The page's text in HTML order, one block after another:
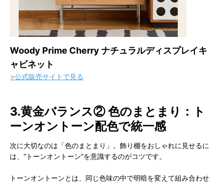
Woody Prime Cherry ナチュラルディスプレイキ
ャビネット
>公式販売サイトで見る
3.黄金バランス② 色のまとまり：ト
ーンオントーン配色で統一感
次に大切なのは「色のまとまり」。飾り棚をおしゃれに見せるに
は、“トーンオントーン”を意識するのがコツです。
トーンオントーンとは、同じ色味の中で明暗を変えて組み合わせ